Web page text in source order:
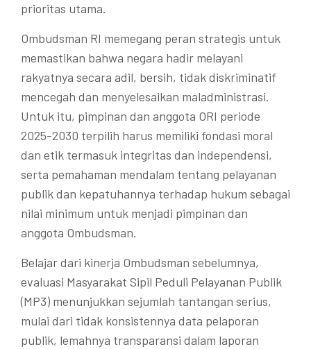
prioritas utama.
Ombudsman RI memegang peran strategis untuk
memastikan bahwa negara hadir melayani
rakyatnya secara adil, bersih, tidak diskriminatif
mencegah dan menyelesaikan maladministrasi.
Untuk itu, pimpinan dan anggota ORI periode
2025-2030 terpilih harus memiliki fondasi moral
dan etik termasuk integritas dan independensi,
serta pemahaman mendalam tentang pelayanan
publik dan kepatuhannya terhadap hukum sebagai
nilai minimum untuk menjadi pimpinan dan
anggota Ombudsman.
Belajar dari kinerja Ombudsman sebelumnya,
evaluasi Masyarakat Sipil Peduli Pelayanan Publik
(MP3) menunjukkan sejumlah tantangan serius,
mulai dari tidak konsistennya data pelaporan
publik, lemahnya transparansi dalam laporan